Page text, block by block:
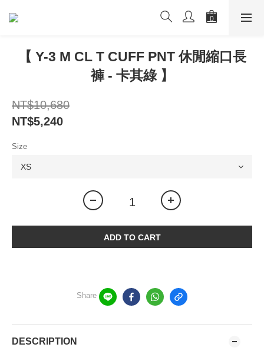
【 Y-3 M CL T CUFF PNT 休閒縮口長
褲 - 卡其綠 】
NT$10,680
NT$5,240
Size
ADD TO CART
Share
DESCRIPTION